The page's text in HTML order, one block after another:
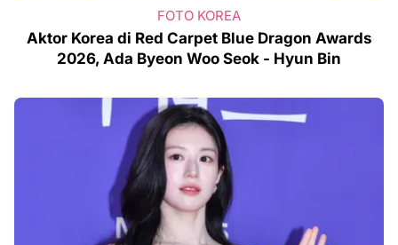
FOTO KOREA
Aktor Korea di Red Carpet Blue Dragon Awards
2026, Ada Byeon Woo Seok - Hyun Bin